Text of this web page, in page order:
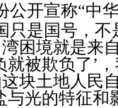
公开宣称“中
只是国号，
困境就是来
就被欺负了’
块土地人民
与光的特征和